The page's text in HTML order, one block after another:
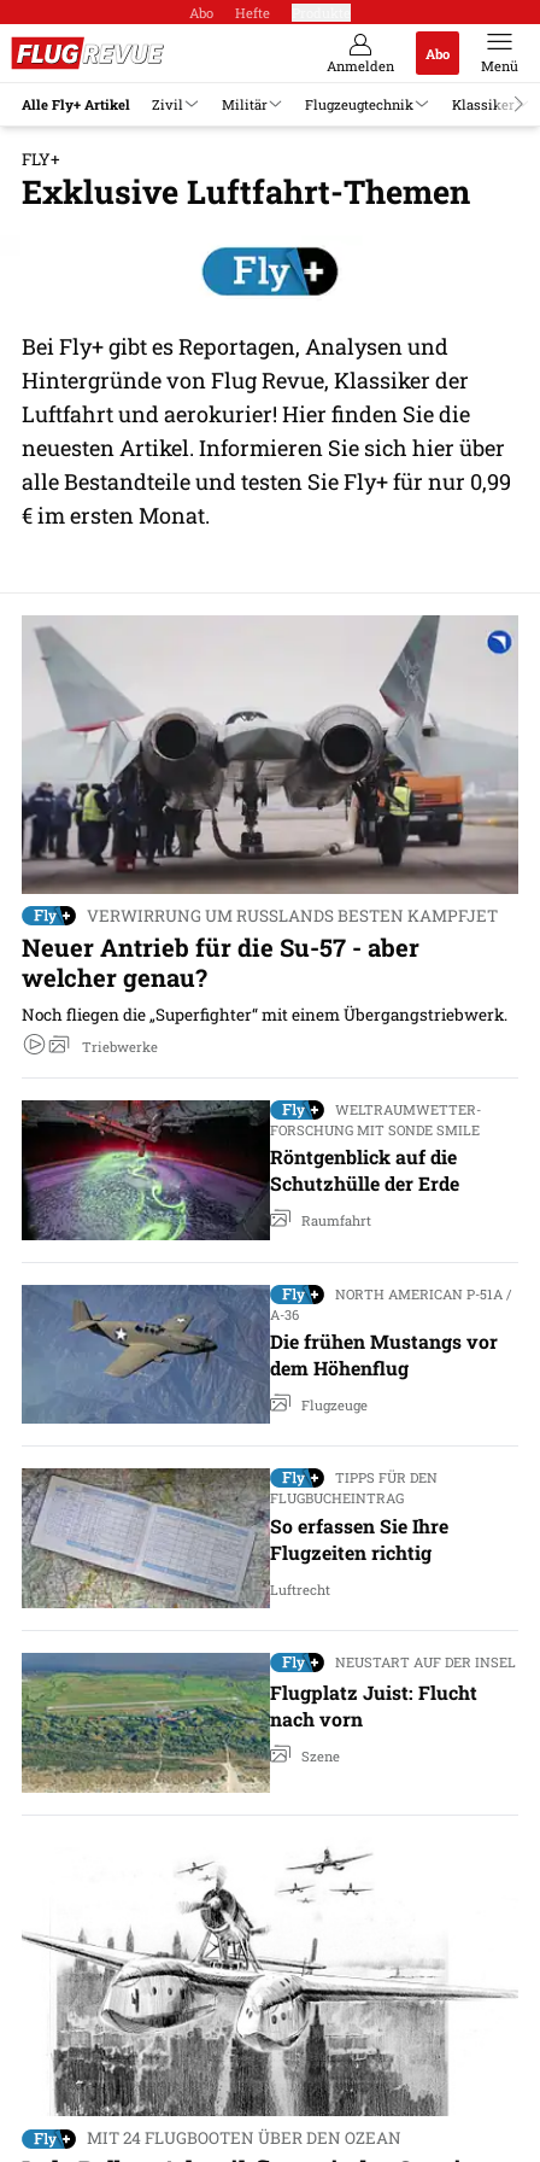
Abo Hefte
Anmelden
Abo
Menü
Alle Fly+ Artikel Zivil Militär Flugzeugtechnik Klassiker
FLY+
Exklusive Luftfahrt-Themen
Bei Fly+ gibt es Reportagen, Analysen und
Hintergründe von Flug Revue, Klassiker der
Luftfahrt und aerokurier! Hier finden Sie die
neuesten Artikel. Informieren Sie sich hier über
alle Bestandteile und testen Sie Fly+ für nur 0,99
€ im ersten Monat.
VERWIRRUNG UM RUSSLANDS BESTEN KAMPFJET
Neuer Antrieb für die Su-57 - aber
welcher genau?
Noch fliegen die „Superfighter“ mit einem Übergangstriebwerk.
Triebwerke
WELTRAUMWETTER-
FORSCHUNG MIT SONDE SMILE
Röntgenblick auf die
Schutzhülle der Erde
Raumfahrt
NORTH AMERICAN P-51A /
A-36
Die frühen Mustangs vor
dem Höhenflug
Flugzeuge
TIPPS FÜR DEN
FLUGBUCHEINTRAG
So erfassen Sie Ihre
Flugzeiten richtig
Luftrecht
NEUSTART AUF DER INSEL
Flugplatz Juist: Flucht
nach vorn
Szene
MIT 24 FLUGBOOTEN ÜBER DEN OZEAN